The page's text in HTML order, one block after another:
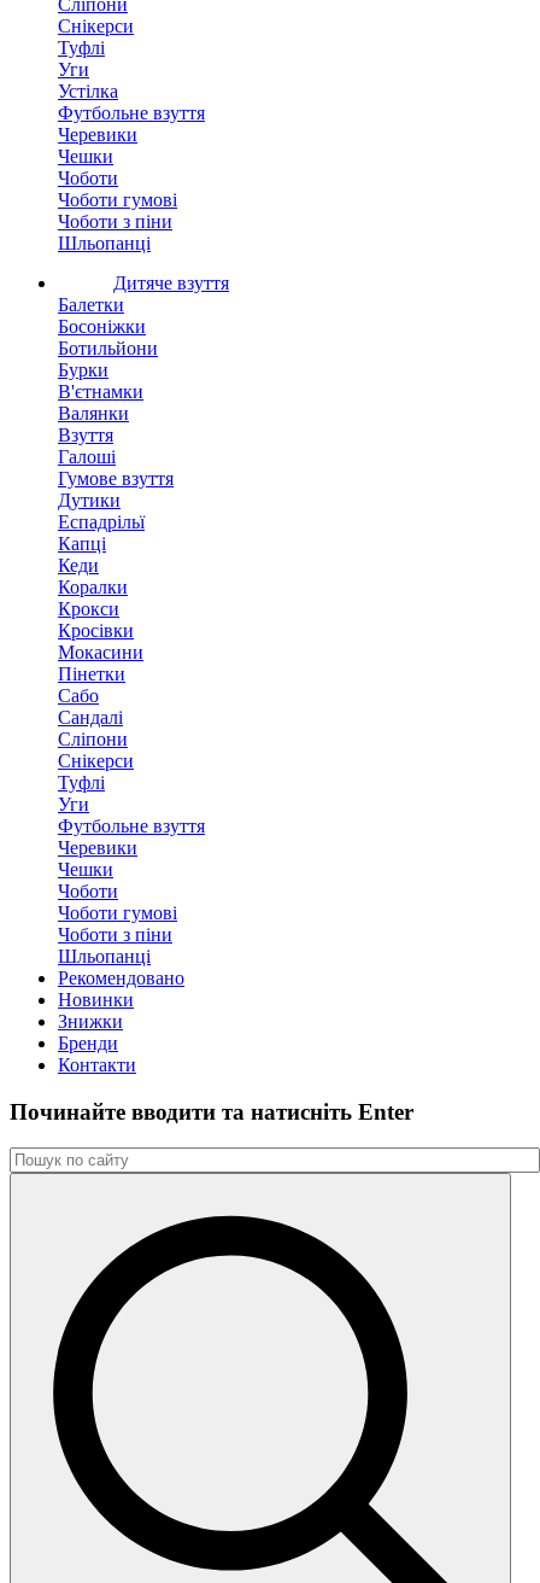
Сліпони
Снікерси
Туфлі
Уги
Устілка
Футбольне взуття
Черевики
Чешки
Чоботи
Чоботи гумові
Чоботи з піни
Шльопанці
Дитяче взуття
Балетки
Босоніжки
Ботильйони
Бурки
В'єтнамки
Валянки
Взуття
Галоші
Гумове взуття
Дутики
Еспадрільї
Капці
Кеди
Коралки
Крокси
Кросівки
Мокасини
Пінетки
Сабо
Сандалі
Сліпони
Снікерси
Туфлі
Уги
Футбольне взуття
Черевики
Чешки
Чоботи
Чоботи гумові
Чоботи з піни
Шльопанці
Рекомендовано
Новинки
Знижки
Бренди
Контакти
Починайте вводити та натиснiть Enter